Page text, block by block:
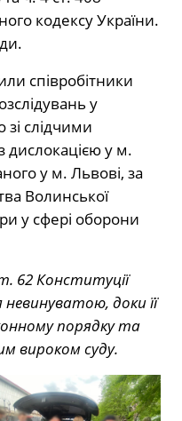
кодексу України.
співробітники
у
зі слідчими
дислокацією у м.
у м. Львові, за
Волинської
у сфері оборони
62 Конституції
доки її
порядку та
вироком суду.